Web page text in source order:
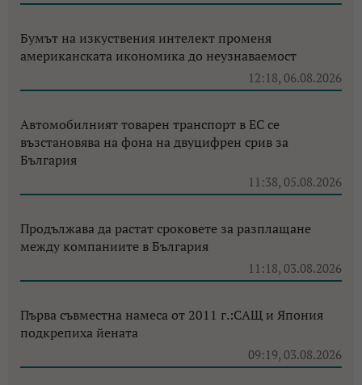
Бумът на изкуствения интелект променя
американската икономика до неузнаваемост
12:18, 06.08.2026
Автомобилният товарен транспорт в ЕС се
възстановява на фона на двуцифрен срив за
България
11:38, 05.08.2026
Продължава да растат сроковете за разплащане
между компаниите в България
11:18, 03.08.2026
Първа съвместна намеса от 2011 г.:САЩ и Япония
подкрепиха йената
09:19, 03.08.2026